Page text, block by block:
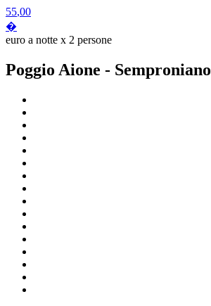
55,00
�
euro a notte x 2 persone
Poggio Aione - Semproniano